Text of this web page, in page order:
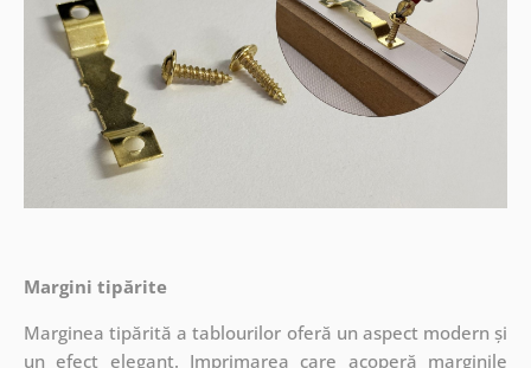
Margini tipărite
Marginea tipărită a tablourilor oferă un aspect modern și
un efect elegant. Imprimarea care acoperă marginile